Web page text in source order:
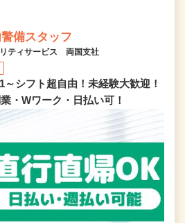
備スタッフ
ティサービス 両国支社
～シフト超自由！未経験大歓迎！
・Wワーク・日払い可！